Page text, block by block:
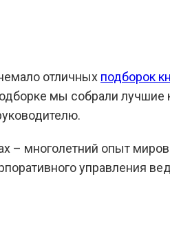
отличных подборок
мы собрали лучшие
– многолетний опыт
управления